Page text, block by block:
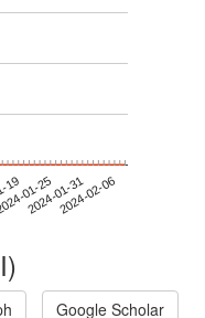
1901-25
2024-01-312024-02-06
Google Scholar